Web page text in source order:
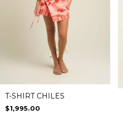
T-SHIRT CHILES
$1,995.00